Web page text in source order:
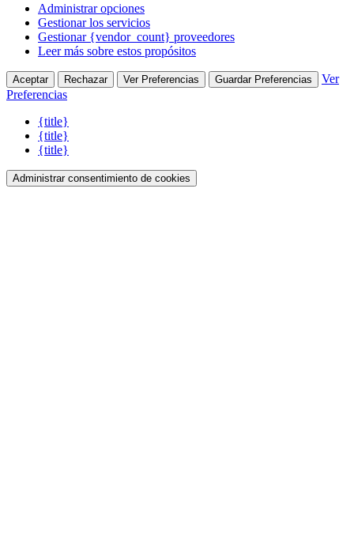
Administrar opciones
Gestionar los servicios
Gestionar {vendor_count} proveedores
Leer más sobre estos propósitos
Aceptar Rechazar Ver Preferencias Guardar Preferencias
Ver
Preferencias
{title}
{title}
{title}
Administrar consentimiento de cookies